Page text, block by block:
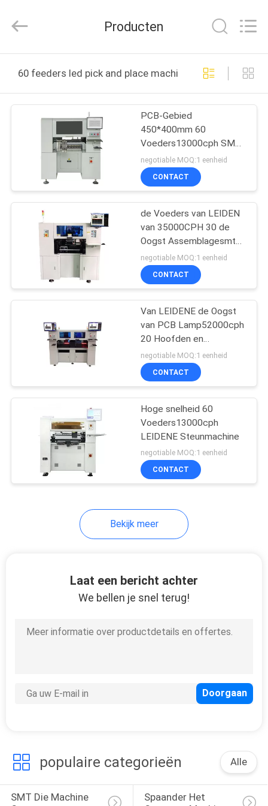
HUIS
PRODUCTEN
ONGEVEER
FABRIEKSREIS
KWALITEITSCONTROLE
CONTACTEER
ONS
NIEUWS
VERZOEK
OM
CITAAT
SITEMAP
Enterprise
Management
All
Reserved.
Producten
60 feeders led pick and place machine online fabricage
PCB-Gebied
450*400mm 60
Voeders13000cph SMT
Oogst en Plaatsmachine
negotiable MOQ:1 eenheid
CONTACT
de Voeders van LEIDEN
van 35000CPH 30 de
Oogst Assemblagesmt
en Plaatsmachine
negotiable MOQ:1 eenheid
CONTACT
Van LEIDENE de Oogst
van PCB Lamp52000cph
20 Hoofden en
Plaatsmachine
negotiable MOQ:1 eenheid
CONTACT
Hoge snelheid 60
Voeders13000cph
LEIDENE Steunmachine
negotiable MOQ:1 eenheid
CONTACT
Bekijk meer
Laat een bericht achter
We bellen je snel terug!
populaire categorieën Alle
SMT Die Machine
Spaander Het